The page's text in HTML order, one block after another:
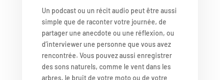
Un podcast ou un récit audio peut être aussi
simple que de raconter votre journée, de
partager une anecdote ou une réflexion, ou
d’interviewer une personne que vous avez
rencontrée. Vous pouvez aussi enregistrer
des sons naturels, comme le vent dans les
arbres, le bruit de votre moto ou de votre